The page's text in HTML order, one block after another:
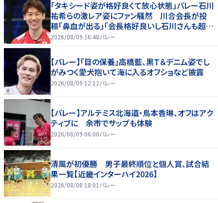
「タキシード姿が格好良くて放心状態」バレー石川
祐希らの激レア姿にファン騒然 川合会長が投
稿「鼻血が出る」「会長格好良いし石川さんも超格
好いい」
2026/08/09 16:48バレー
【バレー】「目の保養」高橋藍、黒Ｔ＆デニム姿でし
がみつく愛犬抱いて海に入るオフショなど披露
2026/08/09 12:12バレー
【バレー】アルテミス北海道・鳥本香琳、オフはアク
ティブに 余市でサップも体験
2026/08/09 06:00バレー
清風が初優勝 男子最終順位と個人賞、試合結
果一覧【近畿インターハイ2026】
2026/08/08 18:01 バレー